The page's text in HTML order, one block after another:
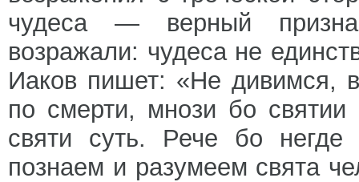
чудеса — верный
возражали: чудеса не
Иаков пишет: «Не дивимся,
по смерти, мнози бо
святи суть. Рече бо
познаем и разумеем свята